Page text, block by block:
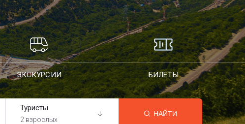
ЭКСКУРСИИ БИЛЕТЫ
Туристы
2 взрослых
НАЙТИ